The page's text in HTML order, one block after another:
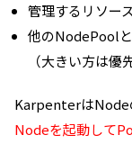
管理するリソー
他のNodePool
（大きい方は優
KarpenterはNode
Nodeを起動して